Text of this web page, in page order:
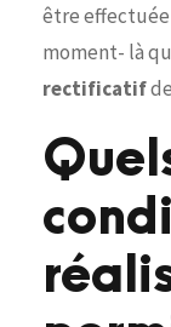
être effectuée
moment- là
rectificatif